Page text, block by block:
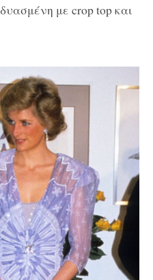
με crop top και